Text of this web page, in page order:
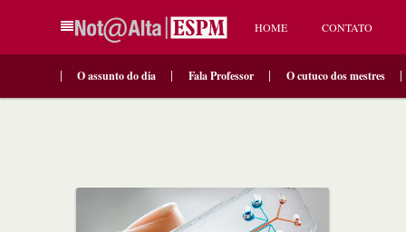
HOME CONTATO
O assunto do dia Fala Professor O cutuco dos mestres